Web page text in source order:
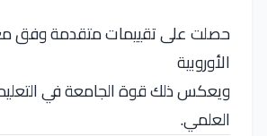
الأوروبية
ويعكس ذلك قوة الجامعة في
العلمي.